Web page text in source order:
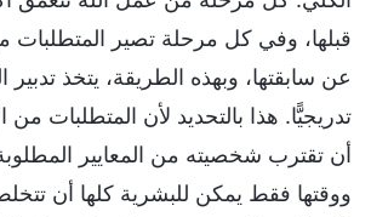
قبلها، وفي كل مرحلة تصير المتطلبات
عن سابقتها، وبهذه الطريقة، يتخذ تدبير
تدريجيًّا. هذا بالتحديد لأن المتطلبات
أن تقترب شخصيته من المعايير
ووقتها فقط يمكن للبشرية كلها أن